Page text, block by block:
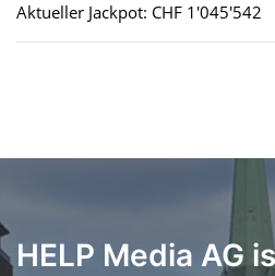
Aktueller Jackpot: CHF 1'045'542
HELP Media AG